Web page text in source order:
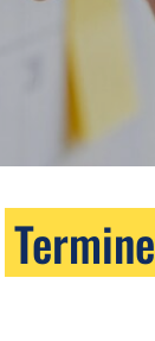
Termine